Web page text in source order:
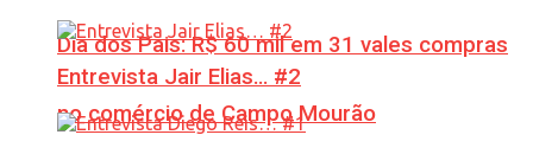
Dia dos Pais: R$ 60 mil em 31 vales compras
no comércio de Campo Mourão
Entrevista Jair Elias… #2